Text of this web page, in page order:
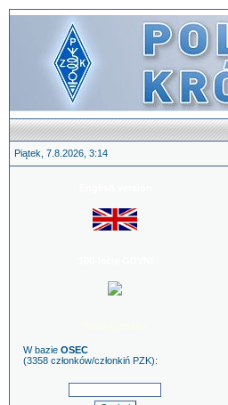
Piątek, 7.8.2026, 3:14
W bazie OSEC
(3358 członków/członkiń PZK):